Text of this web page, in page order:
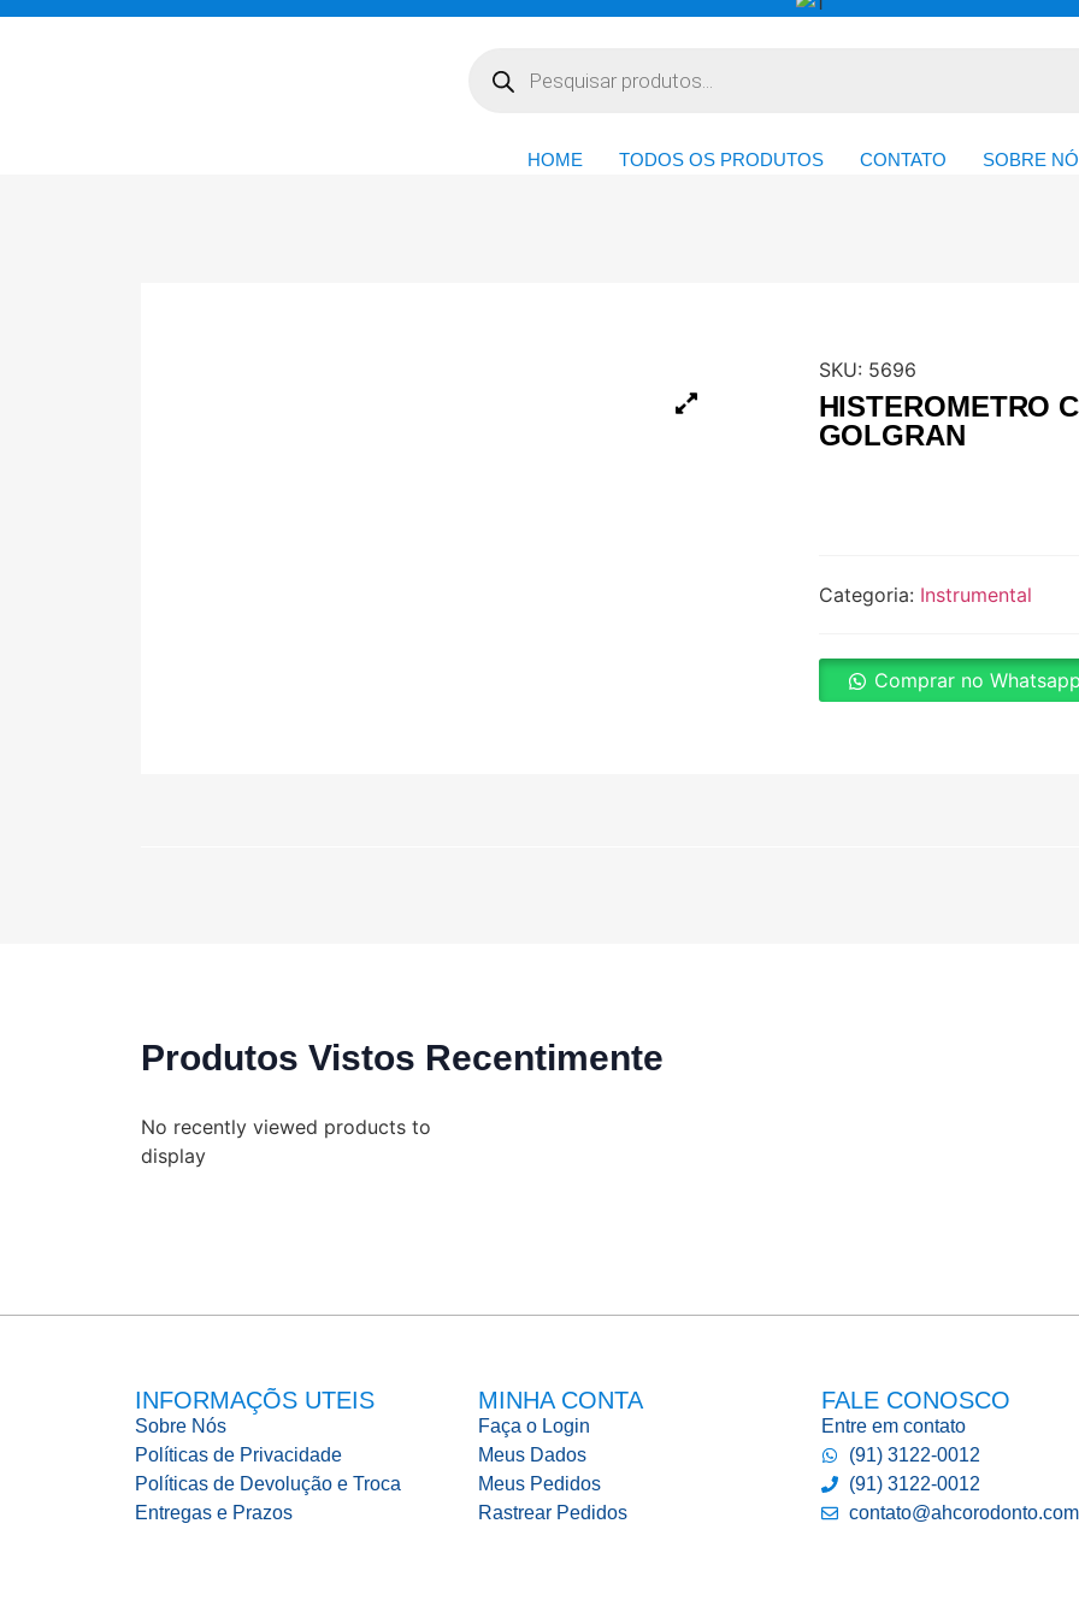
HOME TODOS OS PRODUTOS CONTATO SOBRE
SKU: 5696
HISTEROMETRO
GOLGRAN
Categoria: Instrumental
Comprar no
Produtos Vistos Recentimente
No recently viewed products to
display
INFORMAÇÕS UTEIS
Sobre Nós
Políticas de Privacidade
Políticas de Devolução e Troca
Entregas e Prazos
MINHA CONTA
Faça o Login
Meus Dados
Meus Pedidos
Rastrear Pedidos
FALE CONOSCO
Entre em contato
(91) 3122-0012
(91) 3122-0012